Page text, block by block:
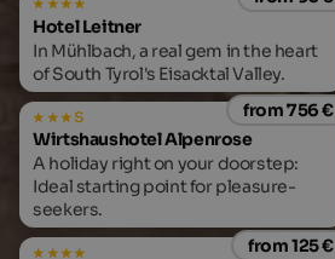
Hotel Leitner
In Mühlbach, a real gem in the heart
of South Tyrol's Eisacktal Valley.
from 756 €
s
Wirtshaushotel Alpenrose
A holiday right on your doorstep:
Ideal starting point for pleasure-
seekers.
from 125 €